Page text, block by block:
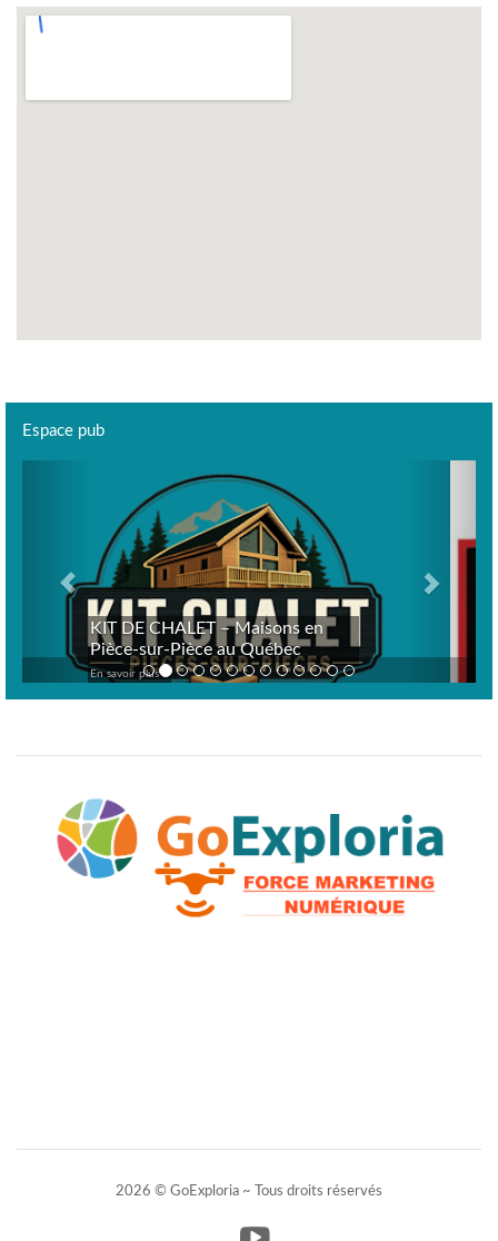
Espace pub
DE CHALET – Maisons en
sur-Pièce au Québec
2026 © GoExploria ~ Tous droits réservés